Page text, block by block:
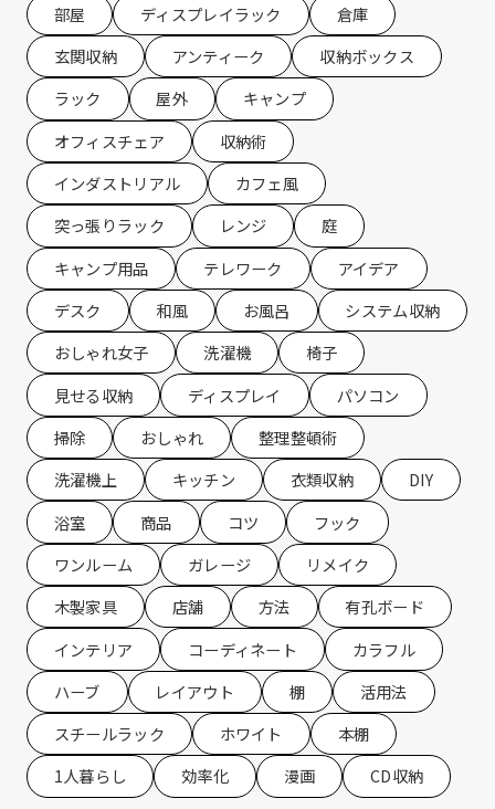
部屋
ディスプレイラック
倉庫
玄関収納
アンティーク
収納ボックス
ラック
屋外
キャンプ
オフィスチェア
収納術
インダストリアル
カフェ風
突っ張りラック
レンジ
庭
キャンプ用品
テレワーク
アイデア
デスク
和風 お風呂
システム収納
おしゃれ女子
洗濯機
椅子
見せる収納
ディスプレイ
パソコン
掃除
おしゃれ
整理整頓術
洗濯機上
キッチン 衣類収納
DIY
浴室
商品 コツ
フック
ワンルーム
ガレージ
リメイク
木製家具
店舗 方法
有孔ボード
インテリア
コーディネート
カラフル
ハーブ
レイアウト 棚
活用法
スチールラック
ホワイト
本棚
1人暮らし
効率化 漫画 CD収納